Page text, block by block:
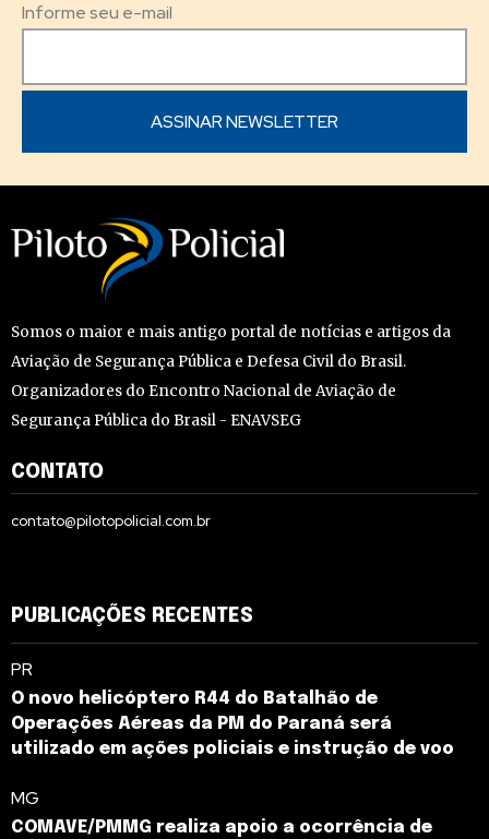
Informe seu e-mail
Somos o maior e mais antigo portal de notícias e artigos da
Aviação de Segurança Pública e Defesa Civil do Brasil.
Organizadores do Encontro Nacional de Aviação de
Segurança Pública do Brasil - ENAVSEG
CONTATO
contato@pilotopolicial.com.br
PUBLICAÇÕES RECENTES
PR
O novo helicóptero R44 do Batalhão de
Operações Aéreas da PM do Paraná será
utilizado em ações policiais e instrução de voo
MG
COMAVE/PMMG realiza apoio a ocorrência de